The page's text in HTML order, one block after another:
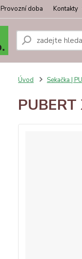
Provozní doba Kontakty
Úvod Sekačka |